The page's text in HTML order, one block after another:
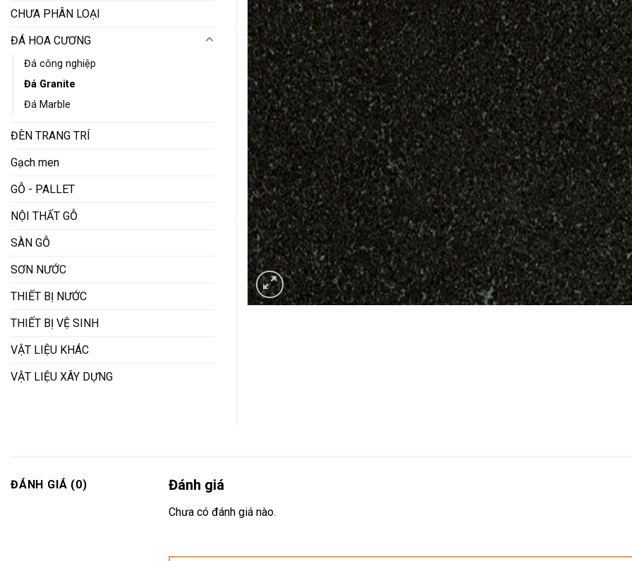
CHƯA PHÂN LOẠI
ĐÁ HOA CƯƠNG
Đá công nghiệp
Đá Granite
Đá Marble
ĐÈN TRANG TRÍ
Gạch men
GỖ - PALLET
NỘI THẤT GỖ
SÀN GỖ
SƠN NƯỚC
THIẾT BỊ NƯỚC
THIẾT BỊ VỆ SINH
VẬT LIỆU KHÁC
VẬT LIỆU XÂY DỰNG
ĐÁNH GIÁ (0) Đánh giá
Chưa có đánh giá nào.